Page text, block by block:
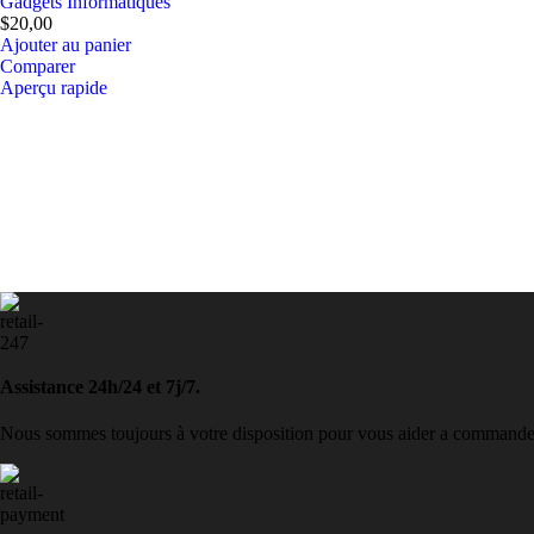
$20,00
Ajouter au panier
Comparer
Aperçu rapide
Assistance 24h/24 et 7j/7.
Nous sommes toujours à votre disposition pour vous aider a